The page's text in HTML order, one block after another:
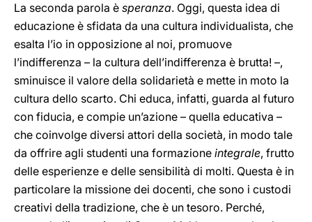
La seconda parola è speranza. Oggi, questa idea di
educazione è sfidata da una cultura individualista, che
esalta l’io in opposizione al noi, promuove
l’indifferenza – la cultura dell’indifferenza è brutta! –,
sminuisce il valore della solidarietà e mette in moto la
cultura dello scarto. Chi educa, infatti, guarda al futuro
con fiducia, e compie un’azione – quella educativa –
che coinvolge diversi attori della società, in modo tale
da offrire agli studenti una formazione integrale, frutto
delle esperienze e delle sensibilità di molti. Questa è in
particolare la missione dei docenti, che sono i custodi
creativi della tradizione, che è un tesoro. Perché,